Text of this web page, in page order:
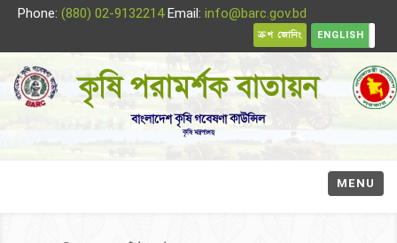
Phone: (880) 02-9132214 Email: info@barc.gov.bd
ENGLISH
ক্রপ জোনিং
কৃষি পরামর্শক বাতায়ন
বাংলাদেশ কৃষি গবেষণা কাউন্সিল
কৃষি মন্ত্রণালয়
MENU